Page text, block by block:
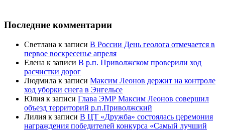
Последние комментарии
Светлана к записи В России День геолога отмечается в
первое воскресенье апреля
Елена к записи В р.п. Приволжском проверили ход
расчистки дорог
Людмила к записи Максим Леонов держит на контроле
ход уборки снега в Энгельсе
Юлия к записи Глава ЭМР Максим Леонов совершил
объезд территорий р.п.Приволжский
Лилия к записи В ЦТ «Дружба» состоялась церемония
награждения победителей конкурса «Самый лучший